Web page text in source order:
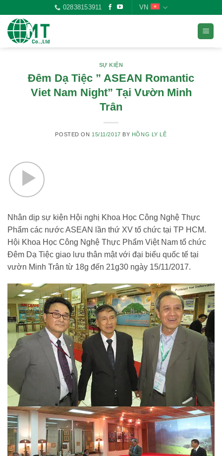
content
02838153911 VN
SỰ KIỆN
Đêm Dạ Tiệc ” ASEAN Romantic
Viet Nam Night” Tại Vườn Minh
Trân
POSTED ON 15/11/2017 BY HỒNG LY LÊ
Nhân dịp sự kiện Hội nghị Khoa Học Công Nghệ Thực
Phẩm các nước ASEAN lần thứ XV tổ chức tại TP HCM.
Hội Khoa Học Công Nghệ Thực Phẩm Việt Nam tổ chức
Đêm Dạ Tiệc giao lưu thân mật với đại biểu quốc tế tại
vườn Minh Trân từ 18g đến 21g30 ngày 15/11/2017.